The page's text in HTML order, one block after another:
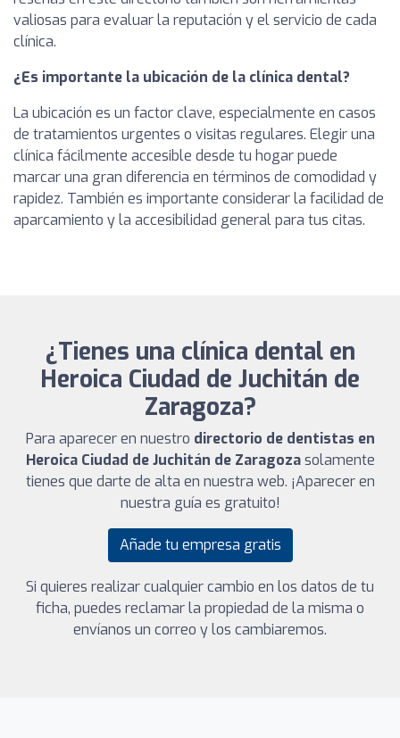
valiosas para evaluar la reputación y el servicio de cada
clínica.
¿Es importante la ubicación de la clínica dental?
La ubicación es un factor clave, especialmente en casos
de tratamientos urgentes o visitas regulares. Elegir una
clínica fácilmente accesible desde tu hogar puede
marcar una gran diferencia en términos de comodidad y
rapidez. También es importante considerar la facilidad de
aparcamiento y la accesibilidad general para tus citas.
¿Tienes una clínica dental en
Heroica Ciudad de Juchitán de
Zaragoza?
Para aparecer en nuestro directorio de dentistas en
Heroica Ciudad de Juchitán de Zaragozasolamente
tienes que darte de alta en nuestra web. ¡Aparecer en
nuestra guía es gratuito!
Añade tu empresa gratis
Si quieres realizar cualquier cambio en los datos de tu
ficha, puedes reclamar la propiedad de la misma o
envíanos un correo y los cambiaremos.